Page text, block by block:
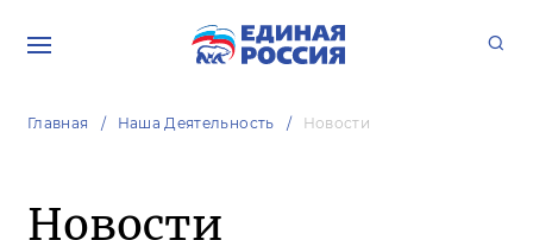
Главная Наша Деятельность Новости
Новости